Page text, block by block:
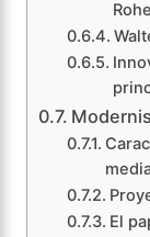
Rohe
El